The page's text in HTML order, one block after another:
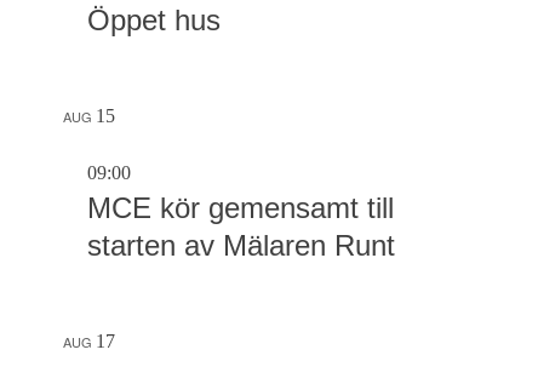
Öppet hus
AUG 15
09:00
MCE kör gemensamt till
starten av Mälaren Runt
AUG 17